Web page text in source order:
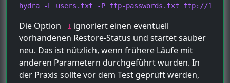
hydra -L users.txt -P ftp-passwords.txt ftp://
Die Option -I ignoriert einen eventuell
vorhandenen Restore-Status und startet sauber
neu. Das ist nützlich, wenn frühere Läufe mit
anderen Parametern durchgeführt wurden. In
der Praxis sollte vor dem Test geprüft werden,